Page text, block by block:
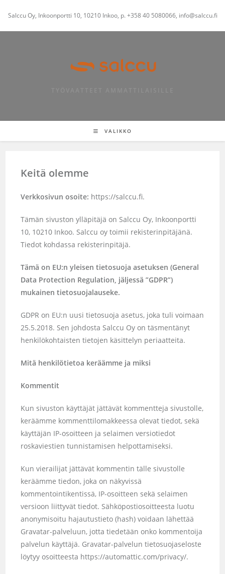
suoraan
sisältöön
Salccu Oy, Inkoonportti 10, 10210 Inkoo, p. +358 40 5080066, info@salccu.fi
VALIKKO
Keitä olemme
Verkkosivun osoite: https://salccu.fi.
Tämän sivuston ylläpitäjä on Salccu Oy, Inkoonportti
10, 10210 Inkoo. Salccu oy toimii rekisterinpitäjänä.
Tiedot kohdassa rekisterinpitäjä.
Tämä on EU:n yleisen tietosuoja asetuksen (General
Data Protection Regulation, jäljessä ”GDPR”)
mukainen tietosuojalauseke.
GDPR on EU:n uusi tietosuoja asetus, joka tuli voimaan
25.5.2018. Sen johdosta Salccu Oy on täsmentänyt
henkilökohtaisten tietojen käsittelyn periaatteita.
Mitä henkilötietoa keräämme ja miksi
Kommentit
Kun sivuston käyttäjät jättävät kommentteja sivustolle,
keräämme kommenttilomakkeessa olevat tiedot, sekä
käyttäjän IP-osoitteen ja selaimen versiotiedot
roskaviestien tunnistamisen helpottamiseksi.
Kun vierailijat jättävät kommentin tälle sivustolle
keräämme tiedon, joka on näkyvissä
kommentointikentissä, IP-osoitteen sekä selaimen
versioon liittyvät tiedot. Sähköpostiosoitteesta luotu
anonymisoitu hajautustieto (hash) voidaan lähettää
Gravatar-palveluun, jotta tiedetään onko kommentoija
palvelun käyttäjä. Gravatar-palvelun tietosuojaseloste
löytyy osoitteesta https://automattic.com/privacy/.